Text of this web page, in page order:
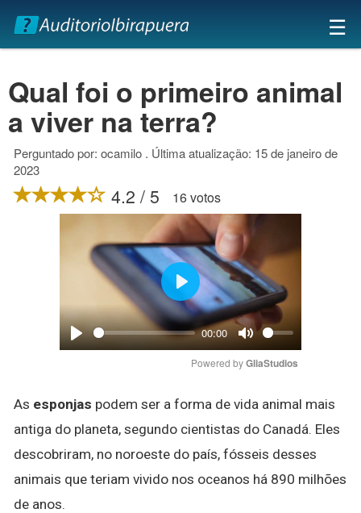
×
☰
Qual foi o primeiro animal
a viver na terra?
Perguntado por: ocamilo . Última atualização: 15 de janeiro de
2023
4.2 / 5 16 votos
Play
00:00
Mute
Play
Powered by GliaStudios
As esponjas podem ser a forma de vida animal mais
antiga do planeta, segundo cientistas do Canadá. Eles
descobriram, no noroeste do país, fósseis desses
animais que teriam vivido nos oceanos há 890 milhões
de anos.